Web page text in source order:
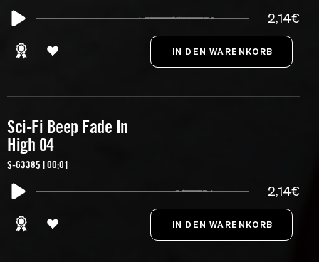
2,14€
Sci-Fi Beep Fade In
High 04
S-63385 | 00:01
2,14€